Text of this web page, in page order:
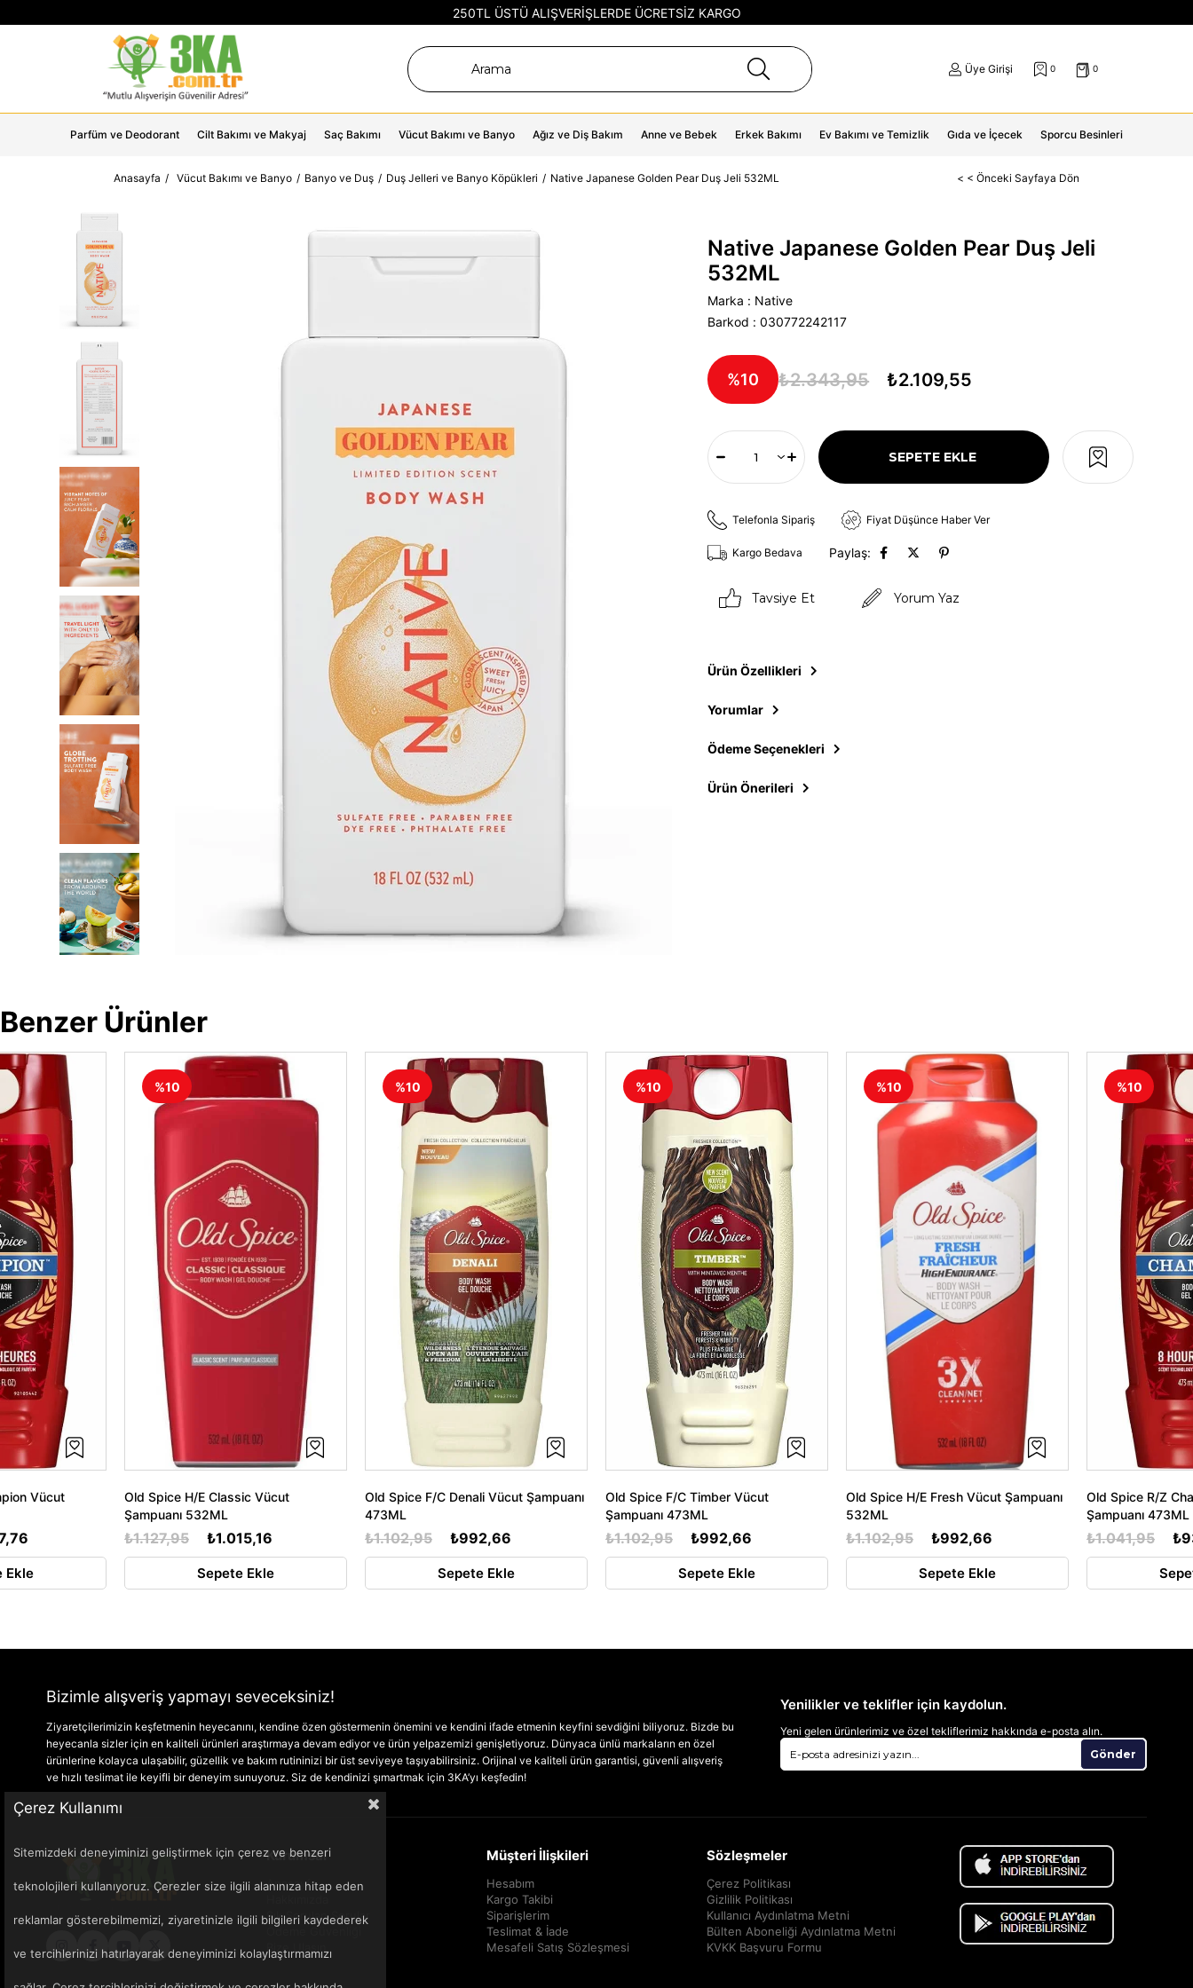
250TL ÜSTÜ ALIŞVERİŞLERDE ÜCRETSİZ KARGO
Üye Girişi 0 0
Parfüm ve Deodorant Cilt Bakımı ve Makyaj Saç Bakımı Vücut Bakımı ve Banyo Ağız ve Diş Bakım Anne ve Bebek Erkek Bakımı Ev Bakımı ve Temizlik Gıda ve İçecek Sporcu Besinleri
Anasayfa Vücut Bakımı ve Banyo Banyo ve Duş Duş Jelleri ve Banyo Köpükleri Native Japanese Golden Pear Duş Jeli 532ML < < Önceki Sayfaya Dön
Native Japanese Golden Pear Duş Jeli
532ML
Marka : Native
Barkod : 030772242117
10 ₺2.343,95 ₺2.109,55
Telefonla Sipariş Fiyat Düşünce Haber Ver
Kargo Bedava Paylaş:
Tavsiye Et Yorum Yaz
Ürün Özellikleri
Yorumlar
Ödeme Seçenekleri
Ürün Önerileri
Benzer Ürünler
Vücut
Ekle
Old Spice H/E Classic Vücut
Şampuanı 532ML
₺1.015,16
₺1.127,95
Sepete Ekle
%10
Old Spice F/C Denali Vücut Şampuanı
473ML
₺992,66
₺1.102,95
Sepete Ekle
%10
Old Spice F/C Timber Vücut
Şampuanı 473ML
₺992,66
₺1.102,95
Sepete Ekle
%10
Old Spice H/E Fresh Vücut Şampuanı
532ML
₺992,66
₺1.102,95
Sepete Ekle
%10
Old Spice R/Z
Şampuanı 473ML
₺1.041,95
%10
Bizimle alışveriş yapmayı seveceksiniz!
Ziyaretçilerimizin keşfetmenin heyecanını, kendine özen göstermenin önemini ve kendini ifade etmenin keyfini sevdiğini biliyoruz. Bizde bu
heyecanla sizler için en kaliteli ürünleri araştırmaya devam ediyor ve ürün yelpazemizi genişletiyoruz. Dünyaca ünlü markaların en özel
ürünlerine kolayca ulaşabilir, güzellik ve bakım rutininizi bir üst seviyeye taşıyabilirsiniz. Orijinal ve kaliteli ürün garantisi, güvenli alışveriş
ve hızlı teslimat ile keyifli bir deneyim sunuyoruz. Siz de kendinizi şımartmak için 3KA’yı keşfedin!
Yenilikler ve teklifler için kaydolun.
Yeni gelen ürünlerimiz ve özel tekliflerimiz hakkında e-posta alın.
Gönder
Kurumsal
Anasayfa
Sık Sorulan Sorular
Ödeme Güvenliği
Bize Ulaşın
Müşteri İlişkileri
Hesabım
Kargo Takibi
Siparişlerim
Teslimat & İade
Mesafeli Satış Sözleşmesi
Sözleşmeler
Çerez Politikası
Gizlilik Politikası
Kullanıcı Aydınlatma Metni
Bülten Aboneliği Aydınlatma Metni
KVKK Başvuru Formu
Çerez Kullanımı
Sitemizdeki deneyiminizi geliştirmek için çerez ve benzeri
teknolojileri kullanıyoruz. Çerezler size ilgili alanınıza hitap eden
reklamlar gösterebilmemizi, ziyaretinizle ilgili bilgileri kaydederek
ve tercihlerinizi hatırlayarak deneyiminizi kolaylaştırmamızı